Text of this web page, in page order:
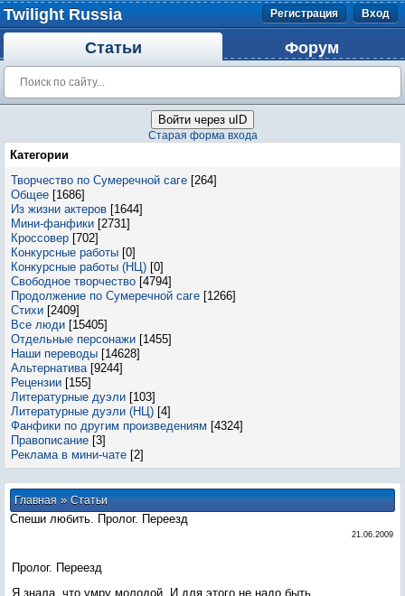
Twilight Russia Регистрация Вход
Статьи Форум
Войти через uID
Старая форма входа
Категории
Творчество по Сумеречной саге [264]
Общее [1686]
Из жизни актеров [1644]
Мини-фанфики [2731]
Кроссовер [702]
Конкурсные работы [0]
Конкурсные работы (НЦ) [0]
Свободное творчество [4794]
Продолжение по Сумеречной саге [1266]
Стихи [2409]
Все люди [15405]
Отдельные персонажи [1455]
Наши переводы [14628]
Альтернатива [9244]
Рецензии [155]
Литературные дуэли [103]
Литературные дуэли (НЦ) [4]
Фанфики по другим произведениям [4324]
Правописание [3]
Реклама в мини-чате [2]
Главная»Статьи
Спеши любить. Пролог. Переезд
21.06.2009
Пролог. Переезд
Я знала, что умру молодой. И для этого не надо быть